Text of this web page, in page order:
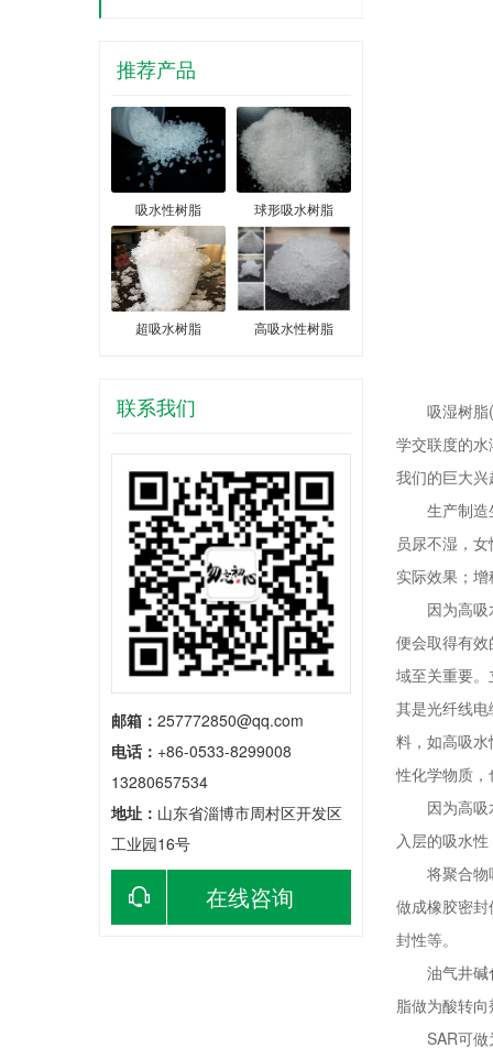
推荐产品
吸水性树脂 球形吸水树脂
超吸水树脂 高吸水性树脂
联系我们
邮箱： 257772850@qq.com
电话： +86-0533-8299008
13280657534
地址： 山东省淄博市周村区开发区
工业园16号
在线咨询
吸湿树脂
学交联度的
我们的巨大
生产制造生
员尿不湿，
实际效果；
因为高吸水
便会取得有
域至关重要
其是光纤线
料，如高吸
性化学物质
因为高吸水
入层的吸水
将聚合物吸
做成橡胶密
封性等。
油气井碱化
脂做为酸转
SAR可做为